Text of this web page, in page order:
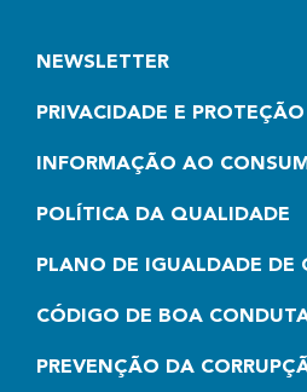
NEWSLETTER
PRIVACIDADE E
INFORMAÇÃO AO
POLÍTICA DA QUALIDADE
PLANO DE IGUALDADE DE
CÓDIGO DE BOA
PREVENÇÃO DA